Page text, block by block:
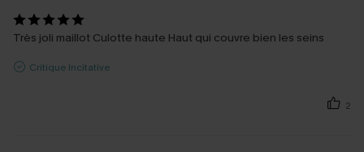
Très joli maillot Culotte haute Haut qui couvre bien les seins
Critique Incitative
2